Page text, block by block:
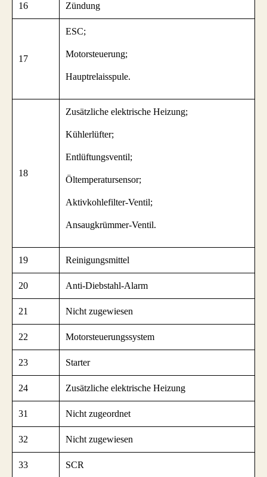
16 Zündung
17
ESC;
Motorsteuerung;
Hauptrelaisspule.
18
Zusätzliche elektrische Heizung;
Kühlerlüfter;
Entlüftungsventil;
Öltemperatursensor;
Aktivkohlefilter-Ventil;
Ansaugkrümmer-Ventil.
19 Reinigungsmittel
20 Anti-Diebstahl-Alarm
21 Nicht zugewiesen
22 Motorsteuerungssystem
23 Starter
24 Zusätzliche elektrische Heizung
31 Nicht zugeordnet
32 Nicht zugewiesen
33 SCR